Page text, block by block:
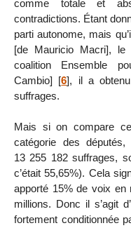
comme totale et
contradictions. Étant
parti autonome, mais
[de Mauricio Macri],
coalition Ensemble
Cambio] [6], il a
suffrages.
Mais si on compare
catégorie des
13 255 182 suffrages,
c’était 55,65%). Cela
apporté 15% de voix
millions. Donc il s’agit
fortement conditionnée